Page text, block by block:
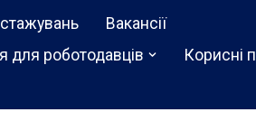
Вакансії
для роботодавців
Корисні